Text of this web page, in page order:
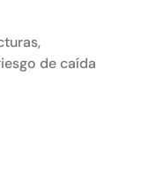
de caída